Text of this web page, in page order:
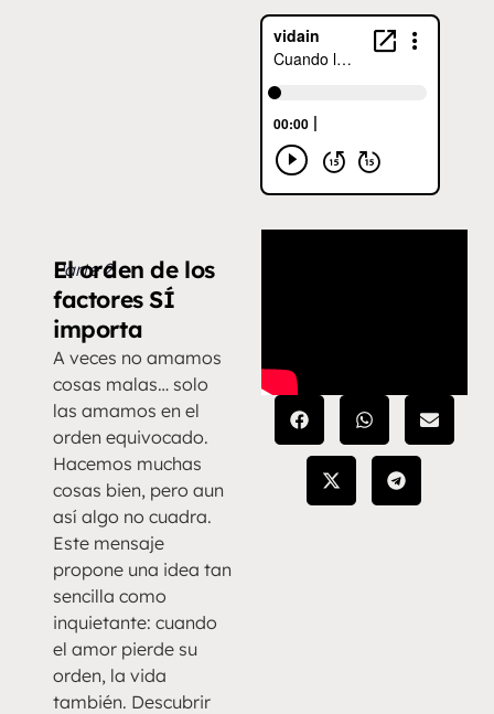
Parte 2
El orden de los
factores SÍ
importa
A veces no amamos
cosas malas… solo
las amamos en el
orden equivocado.
Hacemos muchas
cosas bien, pero aun
así algo no cuadra.
Este mensaje
propone una idea tan
sencilla como
inquietante: cuando
el amor pierde su
orden, la vida
también. Descubrir